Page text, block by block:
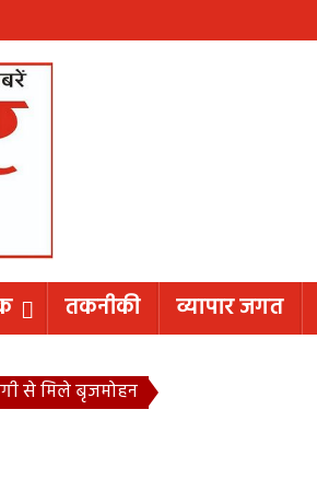
तकनीकी व्यापार जगत
से मिले बृजमोहन